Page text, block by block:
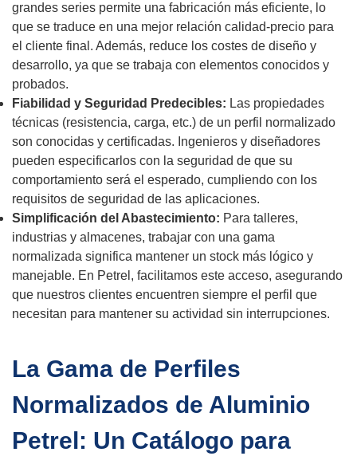
grandes series permite una fabricación más eficiente, lo
que se traduce en una mejor relación calidad-precio para
el cliente final. Además, reduce los costes de diseño y
desarrollo, ya que se trabaja con elementos conocidos y
probados.
Fiabilidad y Seguridad Predecibles: Las propiedades
técnicas (resistencia, carga, etc.) de un perfil normalizado
son conocidas y certificadas. Ingenieros y diseñadores
pueden especificarlos con la seguridad de que su
comportamiento será el esperado, cumpliendo con los
requisitos de seguridad de las aplicaciones.
Simplificación del Abastecimiento: Para talleres,
industrias y almacenes, trabajar con una gama
normalizada significa mantener un stock más lógico y
manejable. En Petrel, facilitamos este acceso, asegurando
que nuestros clientes encuentren siempre el perfil que
necesitan para mantener su actividad sin interrupciones.
La Gama de Perfiles
Normalizados de Aluminio
Petrel: Un Catálogo para